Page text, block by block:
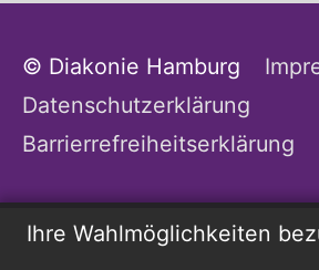
Ihre Wahlmöglichkeiten
© Diakonie Hamburg
Datenschutzerklärung
Barrierrefreiheitserklärung